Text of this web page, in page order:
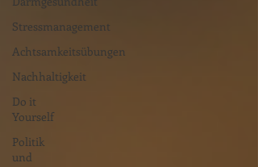
Stressmanagement
Achtsamkeitsübungen
Nachhaltigkeit
Do it
Yourself
Politik
und